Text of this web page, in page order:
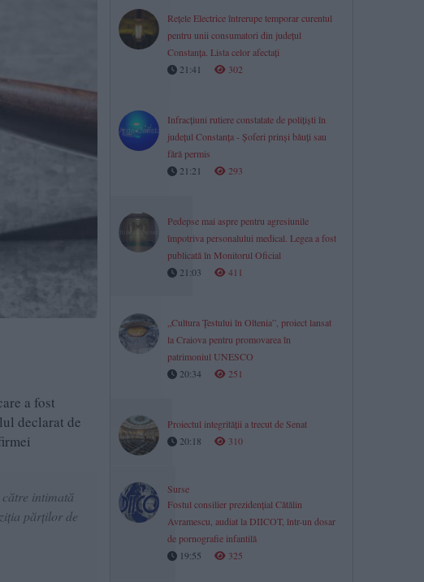
a fost
declarat de
intimată
părţilor de
Rețele Electrice întrerupe temporar curentul
pentru unii consumatori din județul
Constanța. Lista celor afectați
21:41
302
Infracțiuni rutiere constatate de polițiști în
județul Constanța - Șoferi prinși băuți sau
fără permis
21:21
293
Pedepse mai aspre pentru agresiunile
împotriva personalului medical. Legea a fost
publicată în Monitorul Oficial
21:03
411
„Cultura Țestului în Oltenia”, proiect lansat
la Craiova pentru promovarea în
patrimoniul UNESCO
20:34
251
Proiectul integrității a trecut de Senat
20:18
310
Surse
Fostul consilier prezidențial Cătălin
Avramescu, audiat la DIICOT, într-un dosar
de pornografie infantilă
19:55
325